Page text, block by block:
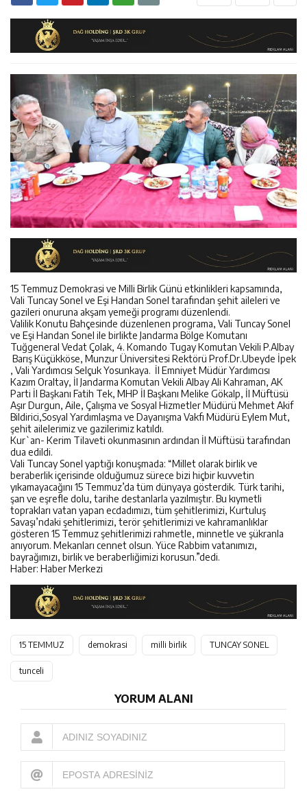
Sürdürüyor
Cezaevine Gönderildi
12:13 Erzincan Erkek Tenis Takımı ANALİG’de Yarı Final Biletini
Aldı
Faaliyeti
15 Temmuz Demokrasi ve Milli Birlik Günü etkinlikleri kapsamında,
Vali Tuncay Sonel ve Eşi Handan Sonel tarafından şehit aileleri ve
gazileri onuruna akşam yemeği programı düzenlendi.
Valilik Konutu Bahçesinde düzenlenen programa, Vali Tuncay Sonel
ve Eşi Handan Sonel ile birlikte Jandarma Bölge Komutanı
Tuğgeneral Vedat Çolak, 4. Komando Tugay Komutan Vekili P.Albay
Barış Küçükköse, Munzur Üniversitesi Rektörü Prof.Dr.Ubeyde İpek
, Vali Yardımcısı Selçuk Yosunkaya. İl Emniyet Müdür Yardımcısı
Kazım Oraltay, İl Jandarma Komutan Vekili Albay Ali Kahraman, AK
Parti İl Başkanı Fatih Tek, MHP İl Başkanı Melike Gökalp, İl Müftüsü
Aşır Durgun, Aile, Çalışma ve Sosyal Hizmetler Müdürü Mehmet Akif
Bildirici,Sosyal Yardımlaşma ve Dayanışma Vakfı Müdürü Eylem Mut,
şehit ailelerimiz ve gazilerimiz katıldı.
Kur`an- Kerim Tilaveti okunmasının ardından İl Müftüsü tarafından
dua edildi.
Vali Tuncay Sonel yaptığı konuşmada: “Millet olarak birlik ve
beraberlik içerisinde olduğumuz sürece bizi hiçbir kuvvetin
yıkamayacağını 15 Temmuz’da tüm dünyaya gösterdik. Türk tarihi,
şan ve eşrefle dolu, tarihe destanlarla yazılmıştır. Bu kıymetli
toprakları vatan yapan ecdadımızı, tüm şehitlerimizi, Kurtuluş
Savaşı’ndaki şehitlerimizi, terör şehitlerimizi ve kahramanlıklar
gösteren 15 Temmuz şehitlerimizi rahmetle, minnetle ve şükranla
anıyorum. Mekanları cennet olsun. Yüce Rabbim vatanımızı,
bayrağımızı, birlik ve beraberliğimizi korusun.”dedi.
Haber: Haber Merkezi
15 TEMMUZ demokrasi milli birlik TUNCAY SONEL
tunceli
YORUM ALANI